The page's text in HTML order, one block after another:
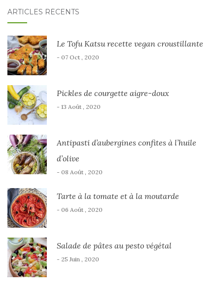
ARTICLES RÉCENTS
Le Tofu Katsu recette vegan croustillante
- 07 Oct , 2020
Pickles de courgette aigre-doux
- 13 Août , 2020
Antipasti d’aubergines confites à l’huile
d’olive
- 08 Août , 2020
Tarte à la tomate et à la moutarde
- 06 Août , 2020
Salade de pâtes au pesto végétal
- 25 Juin , 2020